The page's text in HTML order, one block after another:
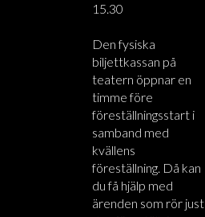
15.30
Den fysiska
biljettkassan på
teatern öppnar en
timme före
föreställningsstart i
samband med
kvällens
föreställning. Då kan
du få hjälp med
ärenden som rör just